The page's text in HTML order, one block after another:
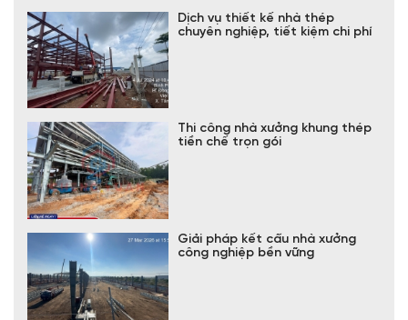
Dịch vụ thiết kế nhà thép
chuyên nghiệp, tiết kiệm chi phí
Thi công nhà xưởng khung thép
tiền chế trọn gói
Giải pháp kết cấu nhà xưởng
công nghiệp bền vững